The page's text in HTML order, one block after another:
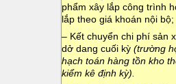
phẩm xây lắp công trình
lắp theo giá khoán nội bộ;
– Kết chuyển chi phí sản
dở dang cuối kỳ (trường
hạch toán hàng tồn kho
kiểm kê định kỳ).